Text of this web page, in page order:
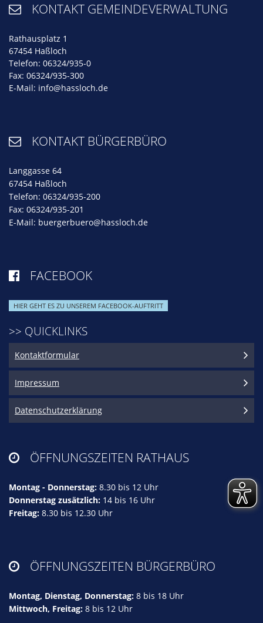
 KONTAKT GEMEINDEVERWALTUNG
Rathausplatz 1
67454 Haßloch
Telefon: 06324/935-0
Fax: 06324/935-300
E-Mail: info@hassloch.de
 KONTAKT BÜRGERBÜRO
Langgasse 64
67454 Haßloch
Telefon: 06324/935-200
Fax: 06324/935-201
E-Mail: buergerbuero@hassloch.de
 FACEBOOK
HIER GEHT ES ZU UNSEREM FACEBOOK-AUFTRITT
>> QUICKLINKS
Kontaktformular
Impressum
Datenschutzerklärung
 ÖFFNUNGSZEITEN RATHAUS
Montag - Donnerstag: 8.30 bis 12 Uhr
Donnerstag zusätzlich: 14 bis 16 Uhr
Freitag: 8.30 bis 12.30 Uhr
 ÖFFNUNGSZEITEN BÜRGERBÜRO
Montag, Dienstag, Donnerstag: 8 bis 18 Uhr
Mittwoch, Freitag: 8 bis 12 Uhr